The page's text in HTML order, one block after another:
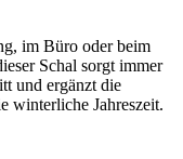
im Büro oder beim
Schal sorgt immer
und ergänzt die
winterliche Jahreszeit.